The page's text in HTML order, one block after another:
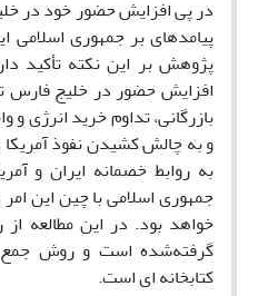
در پی افزایش حضور خود در
پیامدهای بر جمهوری
پژوهش بر این نکته‌ تأکید
افزایش حضور در خلیج فارس
بازرگانی، تداوم خرید انرژی
و به چالش کشیدن نفوذ
به روابط خصمانه ایران و
جمهوری اسلامی با چین این
خواهد بود. در این مطالعه
گرفته‌شده است و روش جمع
کتابخانه ای است.